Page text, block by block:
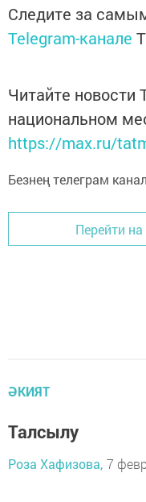
Следите за
Telegram-канале
Читайте новости
национальном
https://max.ru/
Безнең телеграм
Перейти
ӘКИЯТ
Талсылу
Роза Хафизова, 7